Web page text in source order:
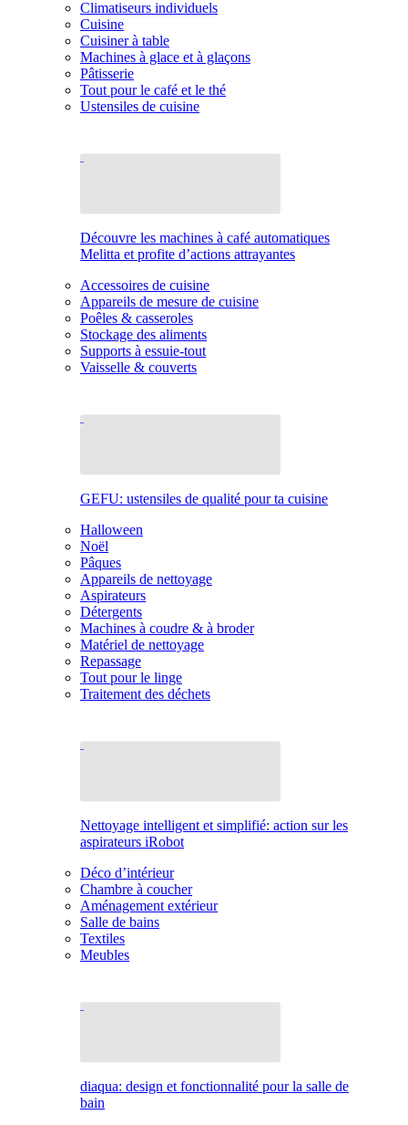
Climatiseurs individuels
Cuisine
Cuisiner à table
Machines à glace et à glaçons
Pâtisserie
Tout pour le café et le thé
Ustensiles de cuisine
Découvre les machines à café automatiques
Melitta et profite d’actions attrayantes
Accessoires de cuisine
Appareils de mesure de cuisine
Poêles & casseroles
Stockage des aliments
Supports à essuie-tout
Vaisselle & couverts
GEFU: ustensiles de qualité pour ta cuisine
Halloween
Noël
Pâques
Appareils de nettoyage
Aspirateurs
Détergents
Machines à coudre & à broder
Matériel de nettoyage
Repassage
Tout pour le linge
Traitement des déchets
Nettoyage intelligent et simplifié: action sur les
aspirateurs iRobot
Déco d’intérieur
Chambre à coucher
Aménagement extérieur
Salle de bains
Textiles
Meubles
diaqua: design et fonctionnalité pour la salle de
bain